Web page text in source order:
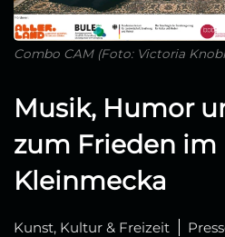
Combo CAM (Foto: Victoria
Musik, Humor
zum Frieden
Kleinmecka
Kunst, Kultur & Freizeit